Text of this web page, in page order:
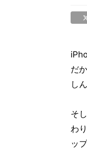
だ
し
そ
わ
ッ